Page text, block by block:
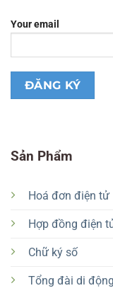
Sản Phẩm
Hoá đơn điện tử
Hợp đồng điện
Chữ ký số
Tổng đài di động
Your email